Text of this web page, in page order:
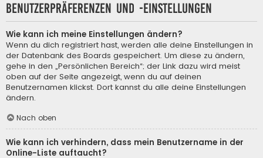
Benutzerpräferenzen und -einstellungen
Wie kann ich meine Einstellungen ändern?
Wenn du dich registriert hast, werden alle deine Einstellungen in
der Datenbank des Boards gespeichert. Um diese zu ändern,
gehe in den „Persönlichen Bereich“; der Link dazu wird meist
oben auf der Seite angezeigt, wenn du auf deinen
Benutzernamen klickst. Dort kannst du alle deine Einstellungen
ändern.
Nach oben
Wie kann ich verhindern, dass mein Benutzername in der
Online-Liste auftaucht?